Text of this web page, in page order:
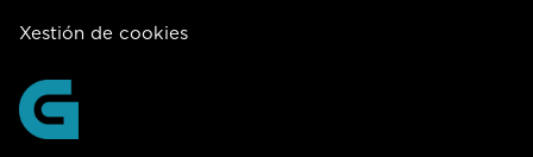
Xestión de cookies